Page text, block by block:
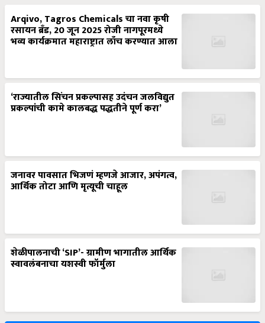
Arqivo, Tagros Chemicals चा नवा कृषी
रसायन ब्रँड, 20 जून 2025 रोजी नागपूरमध्ये
भव्य कार्यक्रमात महाराष्ट्रात लाँच करण्यात आला
‘राज्यातील सिंचन प्रकल्पासह उदंचन जलविद्युत
प्रकल्पांची कामे कालबद्ध पद्धतीने पूर्ण करा’
जनावर पावसात भिजणं म्हणजे आजार, अपंगत्व,
आर्थिक तोटा आणि मृत्यूची चाहूल
शेळीपालनाची ‘SIP’- ग्रामीण भागातील आर्थिक
स्वावलंबनाचा यशस्वी फॉर्मुला